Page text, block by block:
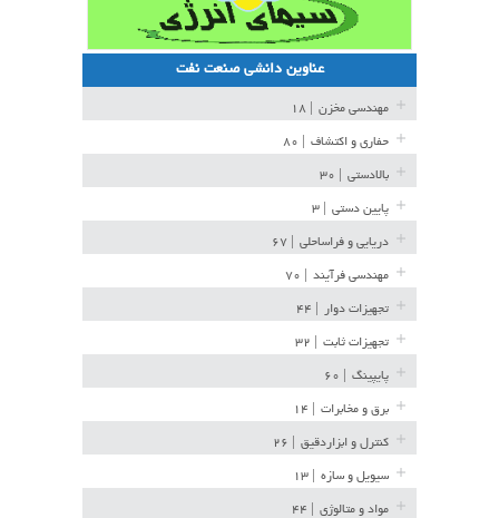
عناوین دانشی صنعت نفت
مهندسی مخزن
حفاری و اکتشاف
بالادستی
پایین دستی
دریایی و فراساحلی
مهندسی فرآیند
تجهیزات دوار
تجهیزات ثابت
پایپینگ
برق و مخابرات
کنترل و ابزاردقیق
سیویل و سازه
مواد و متالوژی